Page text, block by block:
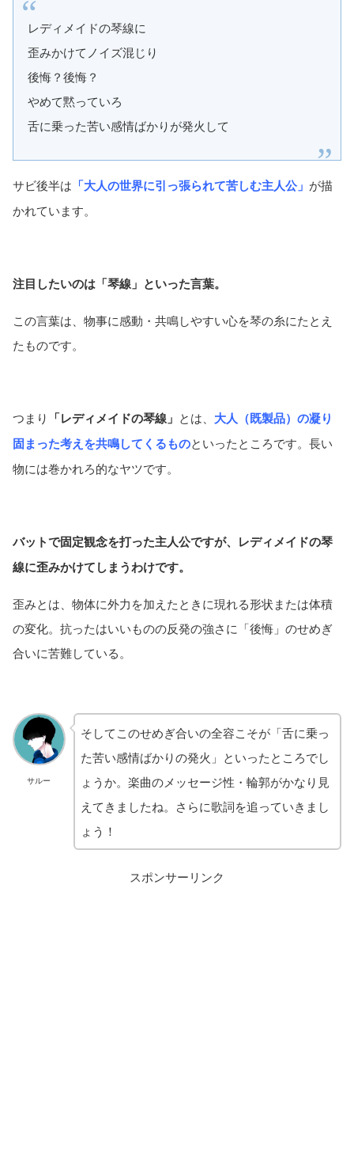
レディメイドの琴線に
歪みかけてノイズ混じり
後悔？後悔？
やめて黙っていろ
舌に乗った苦い感情ばかりが発火して
サビ後半は 「大人の世界に引っ張られて苦しむ主人公」 が描
かれています。
注目したいのは「琴線」といった言葉。
この言葉は、物事に感動・共鳴しやすい心を琴の糸にたとえ
たものです。
つまり 「レディメイドの琴線」 とは、 大人（既製品）の凝り
固まった考えを共鳴してくるものといったところです。長い
物には巻かれろ的なヤツです。
バットで固定観念を打った主人公ですが、レディメイドの琴
線に歪みかけてしまうわけです。
歪みとは、物体に外力を加えたときに現れる形状または体積
の変化。抗ったはいいものの反発の強さに「後悔」のせめぎ
合いに苦難している。
サルー
そしてこのせめぎ合いの全容こそが「舌に乗っ
た苦い感情ばかりの発火」といったところでし
ょうか。楽曲のメッセージ性・輪郭がかなり見
えてきましたね。さらに歌詞を追っていきまし
ょう！
スポンサーリンク